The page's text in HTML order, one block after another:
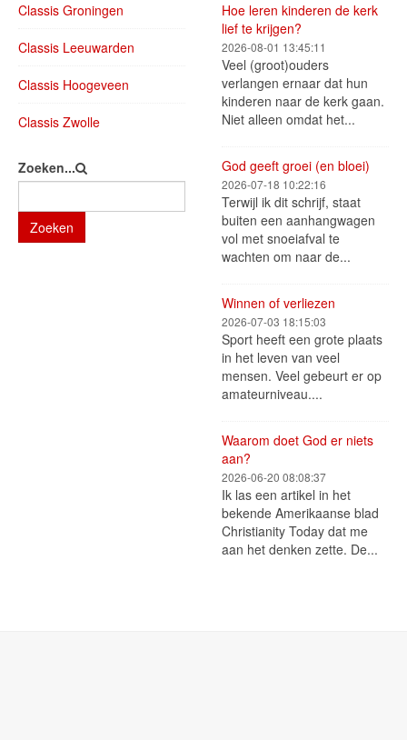
Classis Groningen
Classis Leeuwarden
Classis Hoogeveen
Classis Zwolle
Zoeken...
Zoeken
Hoe leren kinderen de kerk
lief te krijgen?
2026-08-01 13:45:11
Veel (groot)ouders
verlangen ernaar dat hun
kinderen naar de kerk gaan.
Niet alleen omdat het...
God geeft groei (en bloei)
2026-07-18 10:22:16
Terwijl ik dit schrijf, staat
buiten een aanhangwagen
vol met snoeiafval te
wachten om naar de...
Winnen of verliezen
2026-07-03 18:15:03
Sport heeft een grote plaats
in het leven van veel
mensen. Veel gebeurt er op
amateurniveau....
Waarom doet God er niets
aan?
2026-06-20 08:08:37
Ik las een artikel in het
bekende Amerikaanse blad
Christianity Today dat me
aan het denken zette. De...